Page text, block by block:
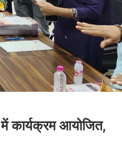
में कार्यक्रम आयोजित,